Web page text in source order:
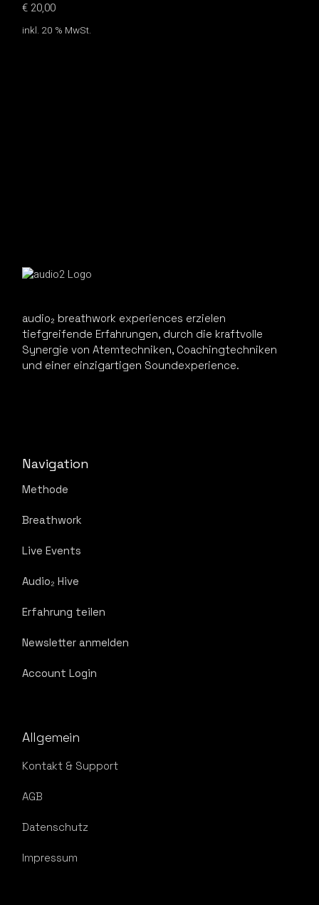
€ 20,00
inkl. 20 % MwSt.
audio₂ breathwork experiences erzielen
tiefgreifende Erfahrungen, durch die kraftvolle
Synergie von Atemtechniken, Coachingtechniken
und einer einzigartigen Soundexperience.
Navigation
Methode
Breathwork
Live Events
Audio₂ Hive
Erfahrung teilen
Newsletter anmelden
Account Login
Allgemein
Kontakt & Support
AGB
Datenschutz
Impressum